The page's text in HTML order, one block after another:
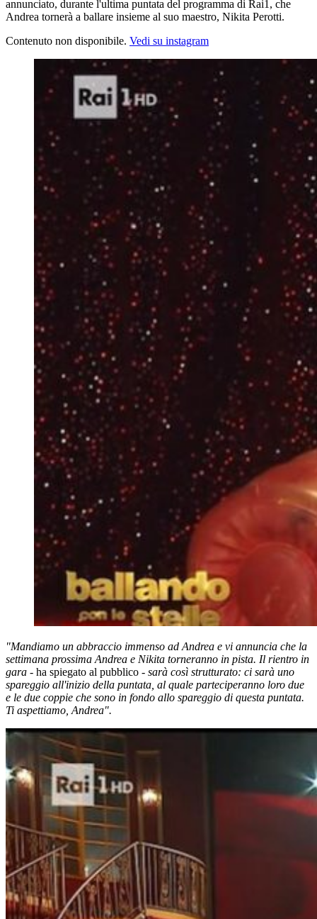
annunciato, durante l'ultima puntata del programma di Rai1, che
Andrea tornerà a ballare insieme al suo maestro, Nikita Perotti.
Contenuto non disponibile. Vedi su instagram
"Mandiamo un abbraccio immenso ad Andrea e vi annuncia che la
settimana prossima Andrea e Nikita torneranno in pista. Il rientro in
gara - ha spiegato al pubblico - sarà così strutturato: ci sarà uno
spareggio all'inizio della puntata, al quale parteciperanno loro due
e le due coppie che sono in fondo allo spareggio di questa puntata.
Ti aspettiamo, Andrea".